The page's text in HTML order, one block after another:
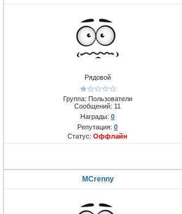
Рядовой
Группа: Пользователи
Сообщений: 11
Награды: 0
Репутация: 0
Статус: Оффлайн
MCrenny